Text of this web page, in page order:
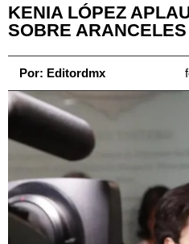
KENIA LÓPEZ
SOBRE
Por: Editordmx